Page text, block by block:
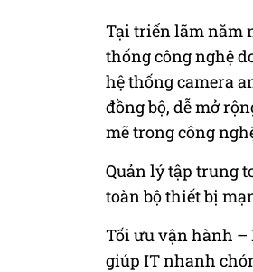
Tại triển lãm năm
thống công nghệ
hệ thống camera
đồng bộ, dễ mở
mẽ trong công
Quản lý tập trung
toàn bộ thiết bị
Tối ưu vận hành –
giúp IT nhanh